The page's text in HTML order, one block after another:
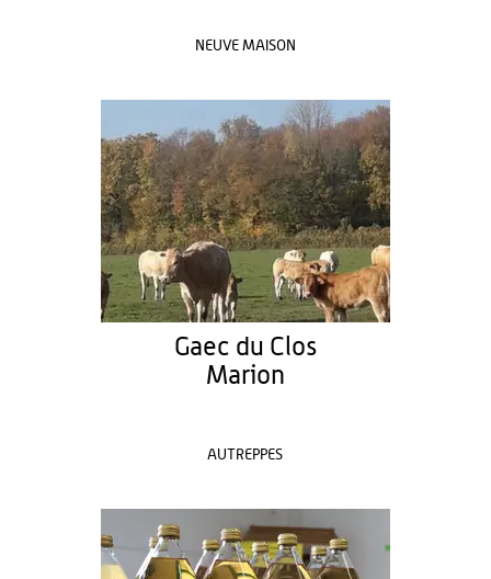
NEUVE MAISON
Gaec du Clos
Marion
AUTREPPES